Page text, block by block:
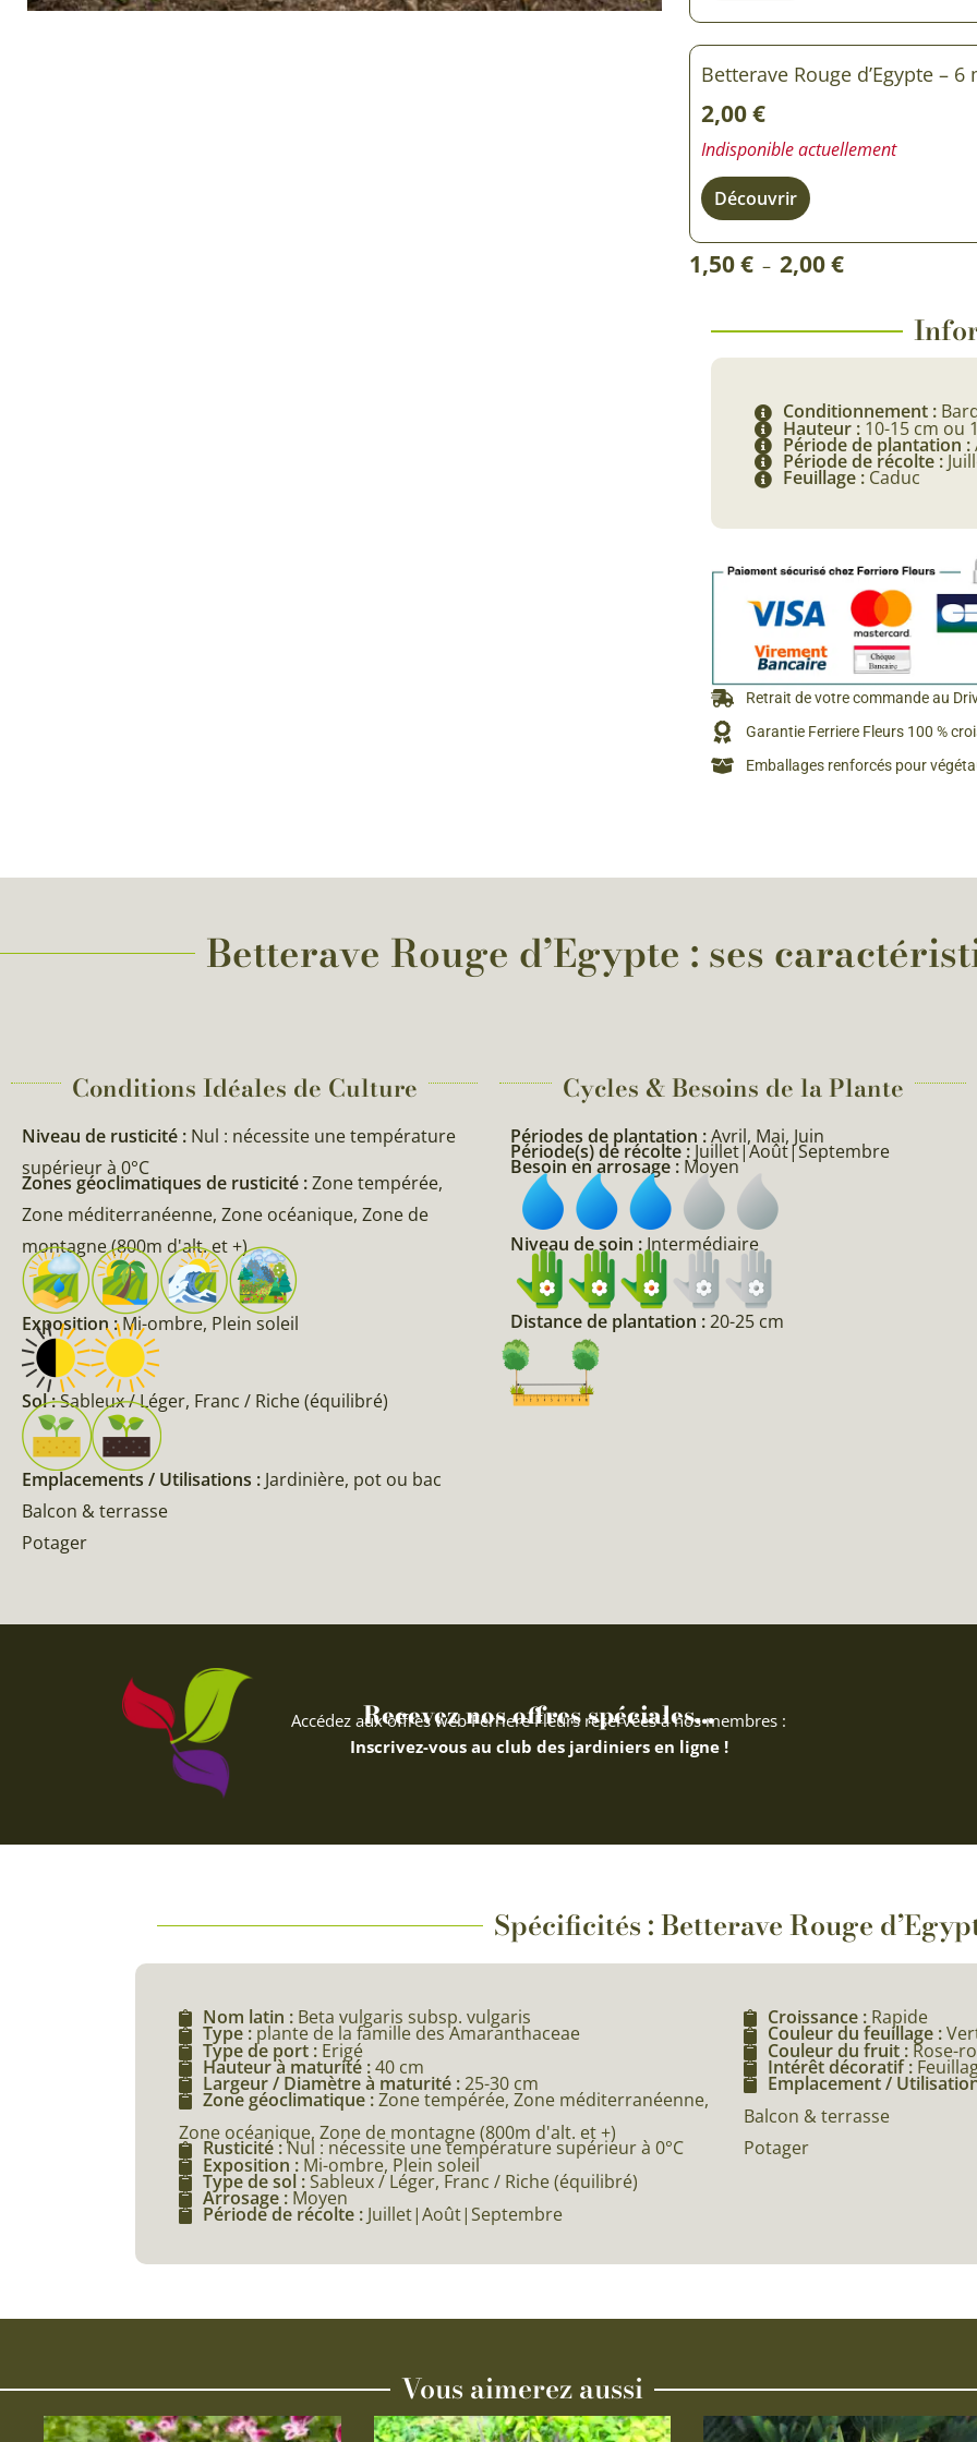
Rosiers à grosses fleurs
d’Antan
Betterave Rouge d’Egypte – 6
2,00€
Indisponible actuellement
Découvrir
1,50€ – 2,00€Plage
1,50 €
2,00 €
Conditionnement :
Hauteur : 10-15 cm ou
Période de plantation :
Période de récolte :
Feuillage : Caduc
Retrait de votre commande au
Garantie Ferriere Fleurs 100 %
Emballages renforcés pour
Betterave Rouge d’Egypte : ses
Conditions Idéales de Culture
Niveau de rusticité : Nul : nécessite une température
supérieur à 0°C
Zones géoclimatiques de rusticité :Zone tempérée,
Zone méditerranéenne, Zone océanique, Zone de
montagne (800m d'alt. et +)
Exposition :Mi-ombre, Plein soleil
Sol :Sableux / Léger, Franc / Riche (équilibré)
Emplacements / Utilisations : Jardinière, pot ou bac
Balcon & terrasse
Potager
Cycles & Besoins de la Plante​
Périodes de plantation :Avril, Mai, Juin
Période(s) de récolte : Juillet|Août|Septembre
Besoin en arrosage : Moyen
Niveau de soin :Intermédiaire
Distance de plantation :20-25 cm
Recevez nos offres spéciales...
Accédez aux offres web Ferriere Fleurs réservées à nos membres :
Inscrivez-vous au club des jardiniers en ligne !
Spécificités : Betterave Rouge
Nom latin : Beta vulgaris subsp. vulgaris
Type : plante de la famille des Amaranthaceae
Type de port : Erigé
Hauteur à maturité :40 cm
Largeur / Diamètre à maturité :25-30 cm
Zone géoclimatique :Zone tempérée, Zone méditerranéenne,
Zone océanique, Zone de montagne (800m d'alt. et +)
Rusticité :Nul : nécessite une température supérieur à 0°C
Exposition : Mi-ombre, Plein soleil
Type de sol :Sableux / Léger, Franc / Riche (équilibré)
Arrosage : Moyen
Période de récolte : Juillet|Août|Septembre
Croissance : Rapide
Couleur du feuillage :
Couleur du fruit : Rose-
Intérêt décoratif :
Emplacement /
Balcon & terrasse
Potager
Vous aimerez aussi
Ce